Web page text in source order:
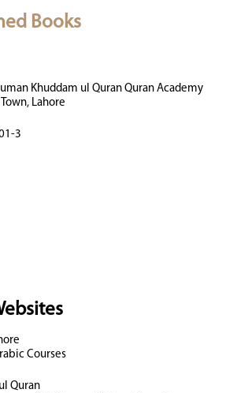
Books
Khuddam ul Quran Quran Academy
Lahore
3
Courses
Quran